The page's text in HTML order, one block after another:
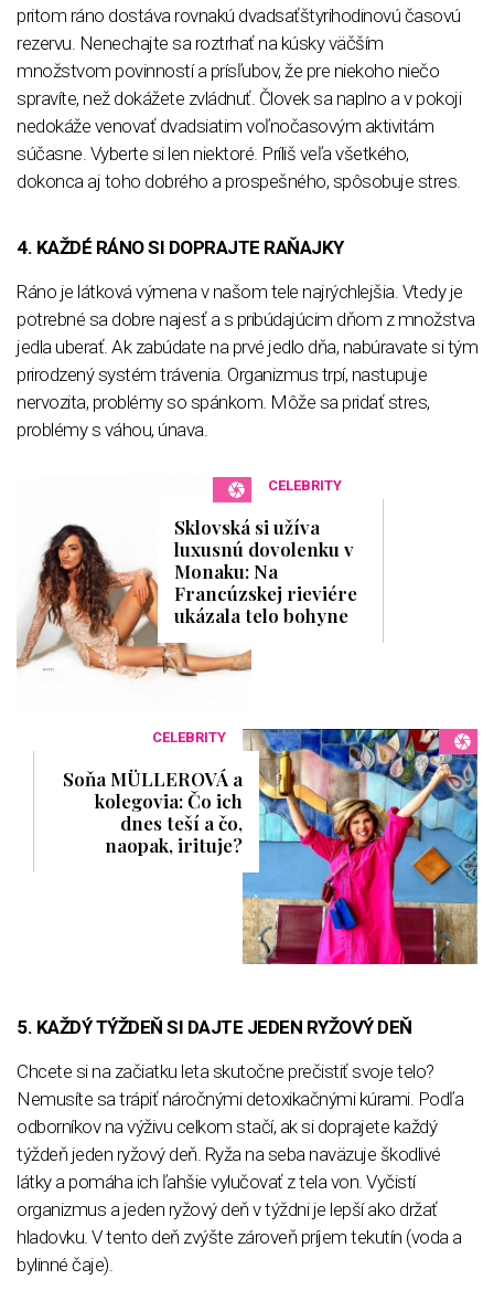
pritom ráno dostáva rovnakú dvadsaťštyrihodinovú časovú
rezervu. Nenechajte sa roztrhať na kúsky väčším
množstvom povinností a prísľubov, že pre niekoho niečo
spravíte, než dokážete zvládnuť. Človek sa naplno a v pokoji
nedokáže venovať dvadsiatim voľnočasovým aktivitám
súčasne. Vyberte si len niektoré. Príliš veľa všetkého,
dokonca aj toho dobrého a prospešného, spôsobuje stres.
4. KAŽDÉ RÁNO SI DOPRAJTE RAŇAJKY
Ráno je látková výmena v našom tele najrýchlejšia. Vtedy je
potrebné sa dobre najesť a s pribúdajúcim dňom z množstva
jedla uberať. Ak zabúdate na prvé jedlo dňa, nabúravate si tým
prirodzený systém trávenia. Organizmus trpí, nastupuje
nervozita, problémy so spánkom. Môže sa pridať stres,
problémy s váhou, únava.
CELEBRITY
Sklovská si užíva
luxusnú dovolenku v
Monaku: Na
Francúzskej rieviére
ukázala telo bohyne
CELEBRITY
Soňa MÜLLEROVÁ a
kolegovia: Čo ich
dnes teší a čo,
naopak, irituje?
5. KAŽDÝ TÝŽDEŇ SI DAJTE JEDEN RYŽOVÝ DEŇ
Chcete si na začiatku leta skutočne prečistiť svoje telo?
Nemusíte sa trápiť náročnými detoxikačnými kúrami. Podľa
odborníkov na výživu celkom stačí, ak si doprajete každý
týždeň jeden ryžový deň. Ryža na seba naväzuje škodlivé
látky a pomáha ich ľahšie vylučovať z tela von. Vyčistí
organizmus a jeden ryžový deň v týždni je lepší ako držať
hladovku. V tento deň zvýšte zároveň príjem tekutín (voda a
bylinné čaje).